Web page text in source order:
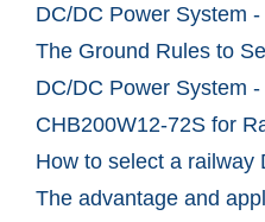
DC/DC Power System -
The Ground Rules to
DC/DC Power System -
CHB200W12-72S for
How to select a railway
The advantage and